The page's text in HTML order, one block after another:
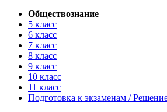
Обществознание
5 класс
6 класс
7 класс
8 класс
9 класс
10 класс
11 класс
Подготовка к экзаменам /